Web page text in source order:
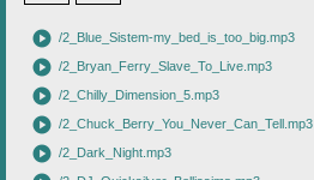
play_circle /2_Blue_Sistem-my_bed_is_too_big.mp3
play_circle /2_Bryan_Ferry_Slave_To_Live.mp3
play_circle /2_Chilly_Dimension_5.mp3
play_circle /2_Chuck_Berry_You_Never_Can_Tell.mp3
play_circle /2_Dark_Night.mp3